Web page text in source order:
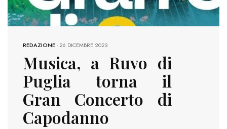
REDAZIONE-26 DICEMBRE 2023
Musica, a Ruvo di
Puglia torna il
Gran Concerto di
Capodanno